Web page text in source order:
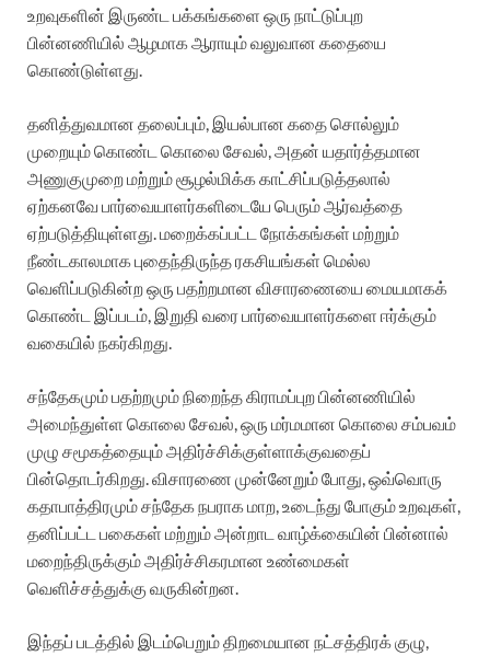
உறவுகளின் இருண்ட பக்கங்களை ஒரு நாட்டுப்புற
பின்னணியில் ஆழமாக ஆராயும் வலுவான கதையை
கொண்டுள்ளது.
தனித்துவமான தலைப்பும், இயல்பான கதை சொல்லும்
முறையும் கொண்ட கொலை சேவல், அதன் யதார்த்தமான
அணுகுமுறை மற்றும் சூழல்மிக்க காட்சிப்படுத்தலால்
ஏற்கனவே பார்வையாளர்களிடையே பெரும் ஆர்வத்தை
ஏற்படுத்தியுள்ளது. மறைக்கப்பட்ட நோக்கங்கள் மற்றும்
நீண்டகாலமாக புதைந்திருந்த ரகசியங்கள் மெல்ல
வெளிப்படுகின்ற ஒரு பதற்றமான விசாரணையை மையமாகக்
கொண்ட இப்படம், இறுதி வரை பார்வையாளர்களை ஈர்க்கும்
வகையில் நகர்கிறது.
சந்தேகமும் பதற்றமும் நிறைந்த கிராமப்புற பின்னணியில்
அமைந்துள்ள கொலை சேவல், ஒரு மர்மமான கொலை சம்பவம்
முழு சமூகத்தையும் அதிர்ச்சிக்குள்ளாக்குவதைப்
பின்தொடர்கிறது. விசாரணை முன்னேறும் போது, ஒவ்வொரு
கதாபாத்திரமும் சந்தேக நபராக மாற, உடைந்து போகும் உறவுகள்,
தனிப்பட்ட பகைகள் மற்றும் அன்றாட வாழ்க்கையின் பின்னால்
மறைந்திருக்கும் அதிர்ச்சிகரமான உண்மைகள்
வெளிச்சத்துக்கு வருகின்றன.
இந்தப் படத்தில் இடம்பெறும் திறமையான நட்சத்திரக் குழு,